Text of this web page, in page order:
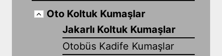
Oto Koltuk Kumaşlar
Jakarlı Koltuk Kumaşlar
Otobüs Kadife Kumaşlar